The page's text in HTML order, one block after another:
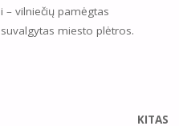
– vilniečių pamėgtas
miesto plėtros.
KITAS